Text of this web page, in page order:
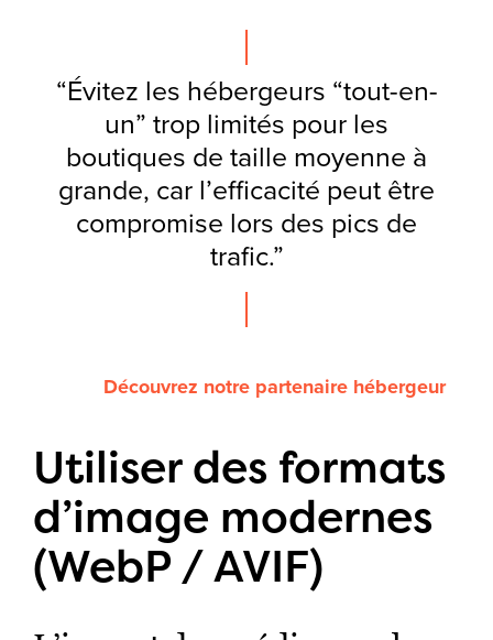
“Évitez les hébergeurs “tout-en-
un” trop limités pour les
boutiques de taille moyenne à
grande, car l’efficacité peut être
compromise lors des pics de
trafic.”
Découvrez notre partenaire hébergeur
Utiliser des formats
d’image modernes
(WebP / AVIF)